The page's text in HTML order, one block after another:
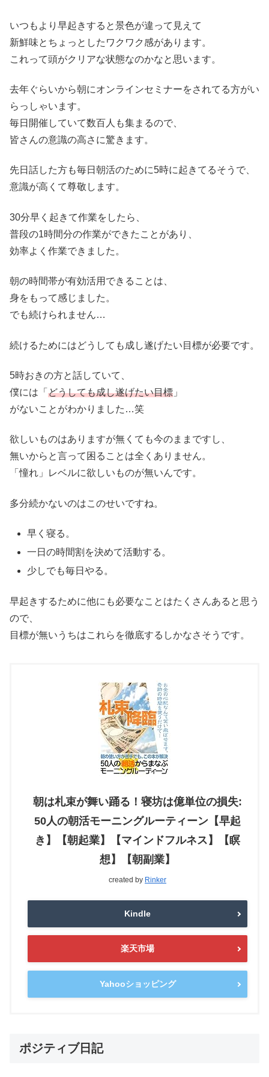
いつもより早起きすると景色が違って見えて
新鮮味とちょっとしたワクワク感があります。
これって頭がクリアな状態なのかなと思います。
去年ぐらいから朝にオンラインセミナーをされてる方がい
らっしゃいます。
毎日開催していて数百人も集まるので、
皆さんの意識の高さに驚きます。
先日話した方も毎日朝活のために5時に起きてるそうで、
意識が高くて尊敬します。
30分早く起きて作業をしたら、
普段の1時間分の作業ができたことがあり、
効率よく作業できました。
朝の時間帯が有効活用できることは、
身をもって感じました。
でも続けられません…
続けるためにはどうしても成し遂げたい目標が必要です。
5時おきの方と話していて、
僕には「 どうしても成し遂げたい目標 」
がないことがわかりました…笑
欲しいものはありますが無くても今のままですし、
無いからと言って困ることは全くありません。
「憧れ」レベルに欲しいものが無いんです。
多分続かないのはこのせいですね。
早く寝る。
一日の時間割を決めて活動する。
少しでも毎日やる。
早起きするために他にも必要なことはたくさんあると思う
ので、
目標が無いうちはこれらを徹底するしかなさそうです。
朝は札束が舞い踊る！寝坊は億単位の損失:
50人の朝活モーニングルーティーン【早起
き】【朝起業】【マインドフルネス】【瞑
想】【朝副業】
created by Rinker
Kindle
楽天市場
Yahooショッピング
ポジティブ日記